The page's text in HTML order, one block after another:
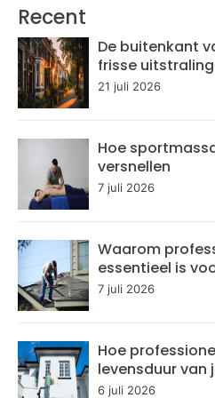
Recent
De buitenkant
frisse
aan?
21 juli 2026
Hoe
versnellen
7 juli 2026
Waarom
essentieel is
7 juli 2026
Hoe
levensduur van
6 juli 2026